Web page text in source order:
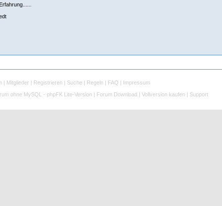
| Mitglieder | Registrieren | Suche | Regeln | FAQ | Impressum
ohne MySQL - phpFK Lite-Version | Forum Download | Vollversion kaufen | Support